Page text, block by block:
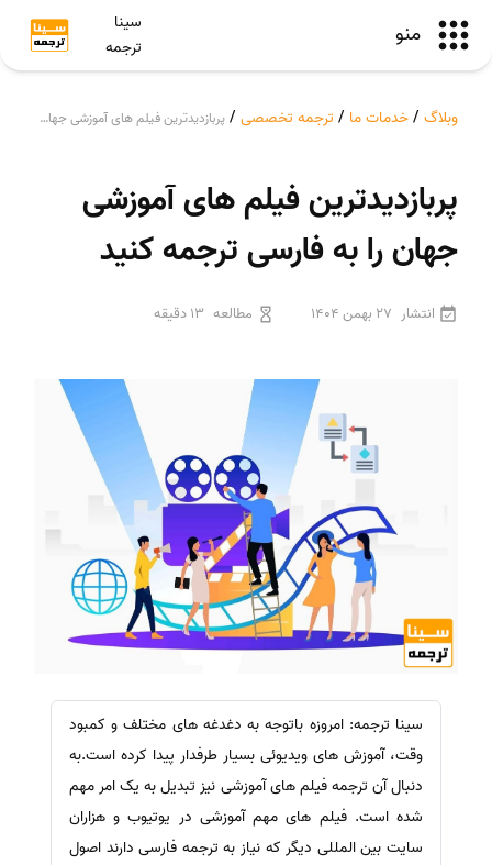
منو
سینا
ترجمه
وبلاگ /خدمات ما / ترجمه تخصصی / پربازدیدترین فیلم های آموزشی جهان را به فارسی ترجمه کنید
پربازدیدترین فیلم های آموزشی
جهان را به فارسی ترجمه کنید
انتشار 27 بهمن 1404 مطالعه 13 دقیقه
سینا ترجمه: امروزه باتوجه به دغدغه های مختلف و کمبود
وقت، آموزش های ویدیوئی بسیار طرفدار پیدا کرده است.به
دنبال آن ترجمه فیلم های آموزشی نیز تبدیل به یک امر مهم
شده است. فیلم های مهم آموزشی در یوتیوب و هزاران
سایت بین المللی دیگر که نیاز به ترجمه فارسی دارند اصول